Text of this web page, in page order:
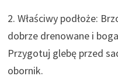
2. Właściwy podłoże:
dobrze drenowane i
Przygotuj glebę przed
obornik.